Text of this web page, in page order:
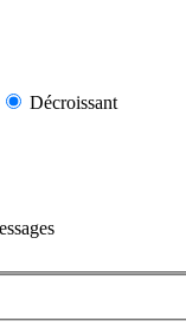
Décroissant